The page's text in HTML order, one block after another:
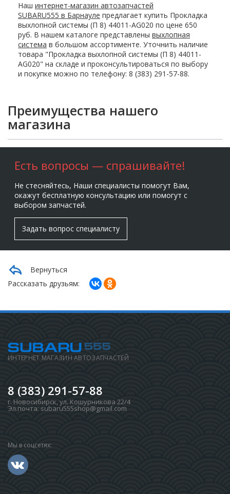
Наш интернет-магазин автозапчастей
SUBARU555 в Барнауле предлагает купить Прокладка
выхлопной системы (П 8) 44011-AG020 по цене 650
руб. В нашем каталоге представлены выхлопная
система в большом ассортименте. Уточнить наличие
товара "Прокладка выхлопной системы (П 8) 44011-
AG020" на складе и проконсультироваться по выбору
и покупке можно по телефону: 8 (383) 291-57-88.
Преимущества нашего
магазина
Есть вопросы — спрашивайте!
Не стесняйтесь, Наши специалисты помогут Вам,
окажут бесплатную консультацию или помогут с
выбором запчастей.
Задать вопрос специалисту
Вернуться
Рассказать друзьям:
ИНТЕРНЕТ МАГАЗИН АВТОЗАПЧАСТЕЙ
8 (383) 291-57-88
г. Новосибирск,ул. Кошурникова 22/4
Эл.почта: subaru555shop@gmail.com
Мы в соцсетях: